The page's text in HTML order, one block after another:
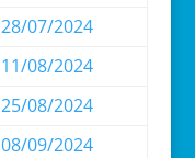
28/07/2024
11/08/2024
25/08/2024
08/09/2024